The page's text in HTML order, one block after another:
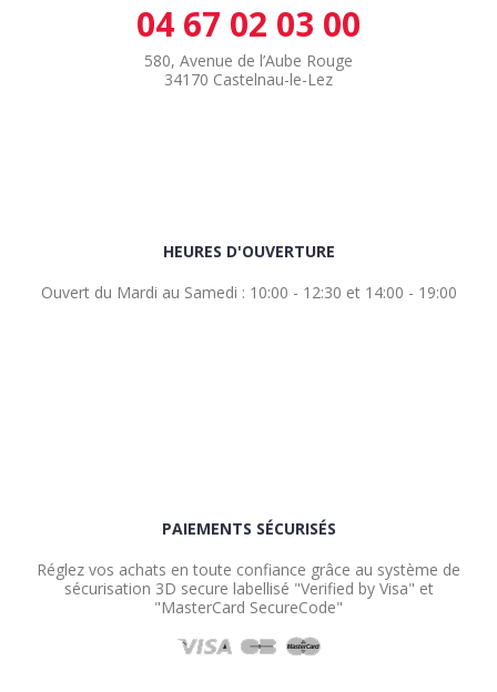
04 67 02 03 00
580, Avenue de l’Aube Rouge
34170 Castelnau-le-Lez
HEURES D'OUVERTURE
Ouvert du Mardi au Samedi : 10:00 - 12:30 et 14:00 - 19:00
PAIEMENTS SÉCURISÉS
Réglez vos achats en toute confiance grâce au système de
sécurisation 3D secure labellisé "Verified by Visa" et
"MasterCard SecureCode"